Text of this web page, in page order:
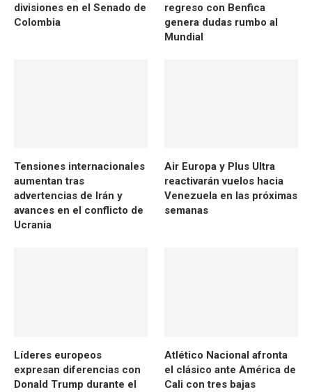
divisiones en el Senado de
Colombia
regreso con Benfica
genera dudas rumbo al
Mundial
Tensiones internacionales
aumentan tras
advertencias de Irán y
avances en el conflicto de
Ucrania
Air Europa y Plus Ultra
reactivarán vuelos hacia
Venezuela en las próximas
semanas
Líderes europeos
expresan diferencias con
Donald Trump durante el
Atlético Nacional afronta
el clásico ante América de
Cali con tres bajas